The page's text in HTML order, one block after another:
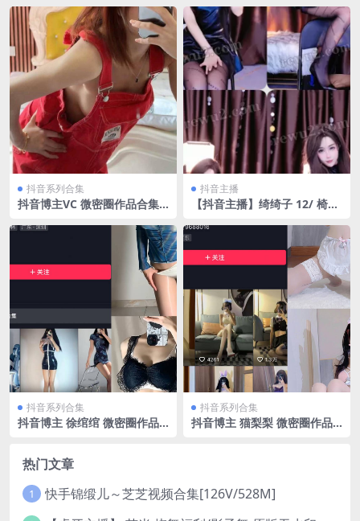
抖音系列合集
抖音博主VC 微密圈作品合集
抖音主播
【抖音主播】绮绮子 12/ 椅子
3）
抖音系列合集
抖音博主 徐绾绾 微密圈作品
抖音系列合集
抖音博主 猫梨梨 微密圈作品
热门文章
1 快手锦缎儿～芝芝视频合集[126V/528M]